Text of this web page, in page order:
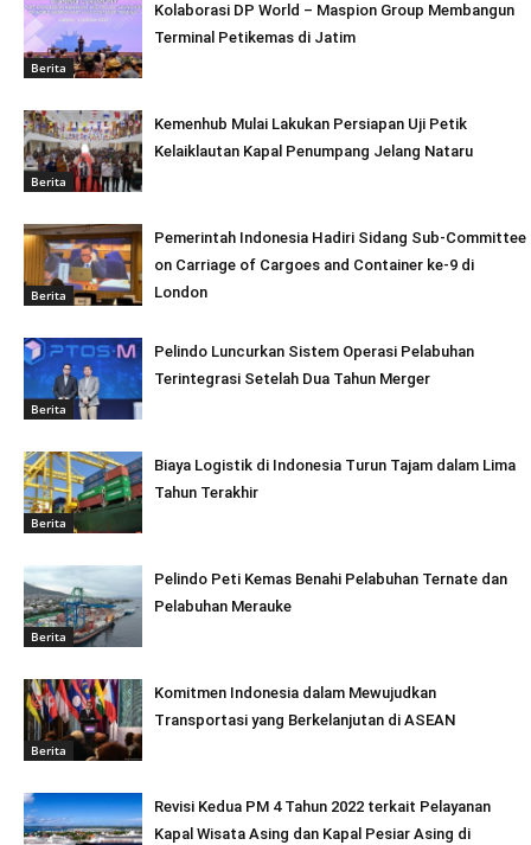
Berita
Kolaborasi DP World – Maspion Group Membangun
Terminal Petikemas di Jatim
Berita
Kemenhub Mulai Lakukan Persiapan Uji Petik
Kelaiklautan Kapal Penumpang Jelang Nataru
Berita
Pemerintah Indonesia Hadiri Sidang Sub-Committee
on Carriage of Cargoes and Container ke-9 di
London
Berita
Pelindo Luncurkan Sistem Operasi Pelabuhan
Terintegrasi Setelah Dua Tahun Merger
Berita
Biaya Logistik di Indonesia Turun Tajam dalam Lima
Tahun Terakhir
Berita
Pelindo Peti Kemas Benahi Pelabuhan Ternate dan
Pelabuhan Merauke
Berita
Komitmen Indonesia dalam Mewujudkan
Transportasi yang Berkelanjutan di ASEAN
Revisi Kedua PM 4 Tahun 2022 terkait Pelayanan
Kapal Wisata Asing dan Kapal Pesiar Asing di